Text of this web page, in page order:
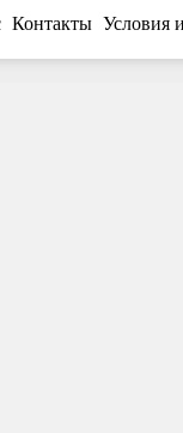
Контакты Условия